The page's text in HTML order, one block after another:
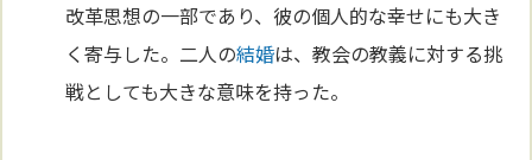
改革思想の一部であり、彼の個人的な幸せにも大き
く寄与した。二人の結婚は、教会の教義に対する挑
戦としても大きな意味を持った。